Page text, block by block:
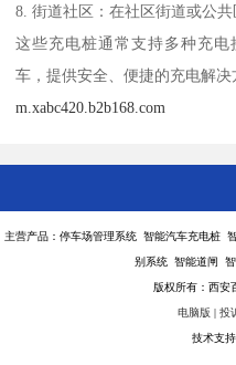
8. 街道社区：在社区街道或公共
这些充电桩通常支持多种充
车，提供安全、便捷的充电解决
m.xabc420.b2b168.com
主营产品：停车场管理系统 智能汽车充电桩
别系统 智能道闸
版权所有：西安
电脑版 | 投
技术支持